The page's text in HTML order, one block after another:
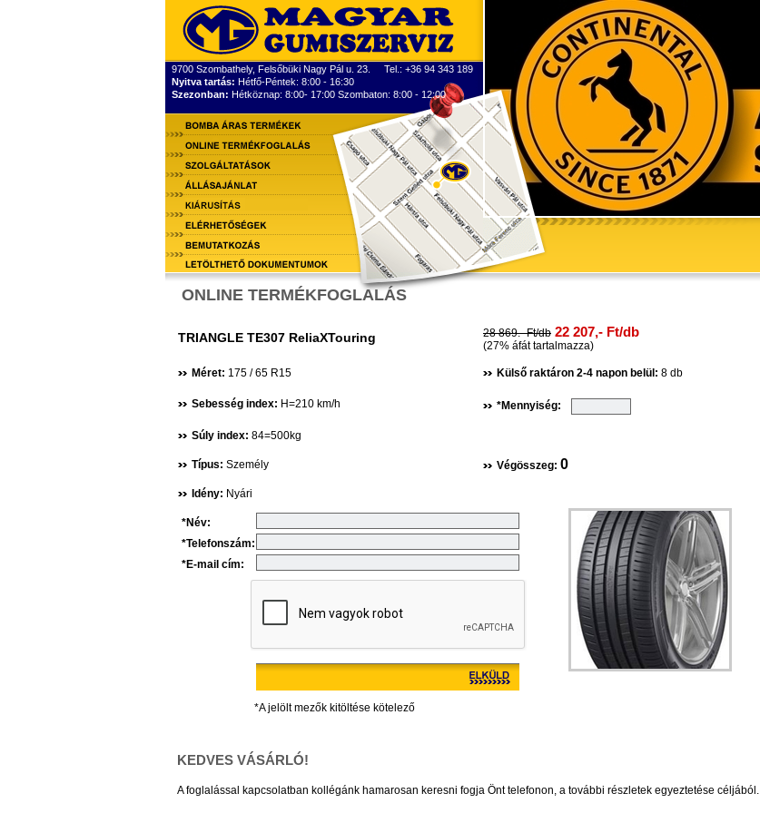
9700 Szombathely, Felsőbüki Nagy Pál u. 23. Tel.: +36 94 343 189
Nyitva tartás: Hétfő-Péntek: 8:00 - 16:30
Szezonban: Hétköznap: 8:00- 17:00 Szombaton: 8:00 - 12:00
••
ONLINE TERMÉKFOGLALÁS
TRIANGLE TE307 ReliaXTouring 28 869.- Ft/db 22 207,- Ft/db
(27% áfát tartalmazza)
Méret: 175 / 65 R15 Külső raktáron 2-4 napon belül: 8 db
Sebesség index: H=210 km/h *Mennyiség:
Súly index: 84=500kg
Típus: Személy Végösszeg: 0
Idény: Nyári
*Név:
*Telefonszám:
*E-mail cím:
*A jelölt mezők kitöltése kötelező
KEDVES VÁSÁRLÓ!
A foglalással kapcsolatban kollégánk hamarosan keresni fogja Önt telefonon, a további részletek egyeztetése céljából.